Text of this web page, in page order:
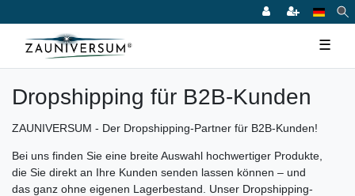
☰
Dropshipping für B2B-Kunden
ZAUNIVERSUM - Der Dropshipping-Partner für B2B-Kunden!
Bei uns finden Sie eine breite Auswahl hochwertiger Produkte,
die Sie direkt an Ihre Kunden senden lassen können – und
das ganz ohne eigenen Lagerbestand. Unser Dropshipping-